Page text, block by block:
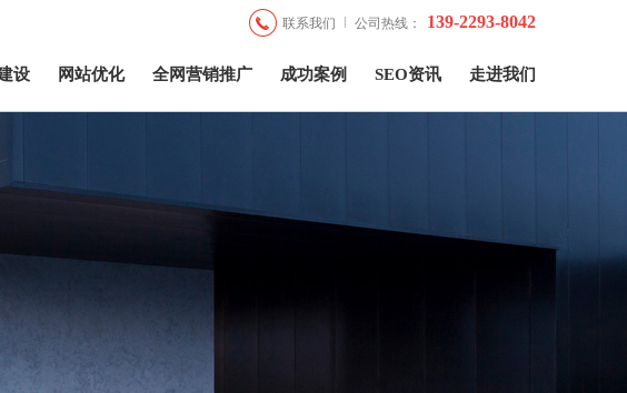
设 网站优化 全网营销推广 成功案例 SEO资讯 走进我们
联系我们 公司热线： 139-2293-8042